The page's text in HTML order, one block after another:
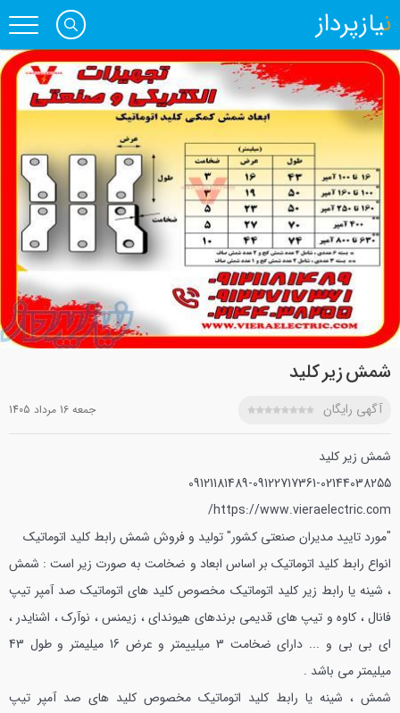
نیازپرداز
شمش زیر کلید
آگهی رایگان جمعه 16 مرداد 1405
شمش زیر کلید
09121181489-09122717361-02144038255
https://www.vieraelectric.com/
"مورد تایید مدیران صنعتی کشور"تولید و فروش شمش رابط کلید اتوماتیک
انواع رابط کلید اتوماتیک بر اساس ابعاد و ضخامت به صورت زیر است : شمش
، شینه یا رابط زیر کلید اتوماتیک مخصوص کلید های اتوماتیک صد آمپر تیپ
فانال ، کاوه و تیپ های قدیمی برندهای هیوندای ، زیمنس ، نوآرک ، اشنایدر ،
ای بی بی و ... دارای ضخامت 3 میلییمتر و عرض 16 میلیمتر و طول 43
میلیمتر می باشد .
شمش ، شینه یا رابط کلید اتوماتیک مخصوص کلید های صد آمپر تیپ